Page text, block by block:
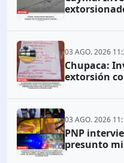
03 AGO. 2026
Chupaca:
extorsión
03 AGO. 2026
PNP
presunto